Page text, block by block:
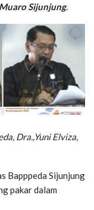
Sijunjung.
Dra.,Yuni Elviza,
Bapppeda Sijunjung
pakar dalam